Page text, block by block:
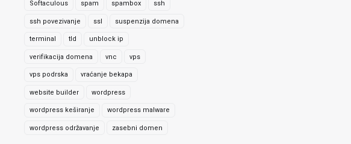
Softaculous spam spambox ssh
ssh povezivanje ssl suspenzija domena
terminal tld unblock ip
verifikacija domena vnc vps
vps podrska vraćanje bekapa
website builder wordpress
wordpress keširanje wordpress malware
wordpress održavanje zasebni domen